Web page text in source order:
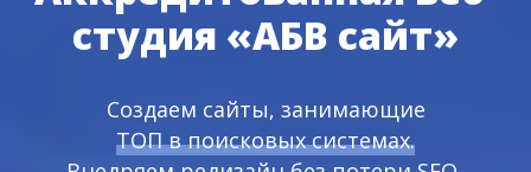
студия «АБВ сайт»
Создаем сайты, занимающие
ТОП в поисковых системах.